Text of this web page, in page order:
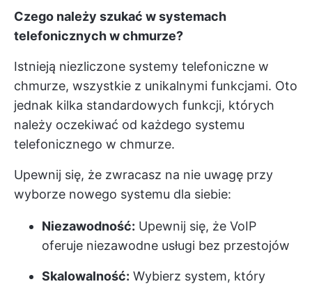
Czego należy szukać w systemach
telefonicznych w chmurze?
Istnieją niezliczone systemy telefoniczne w
chmurze, wszystkie z unikalnymi funkcjami. Oto
jednak kilka standardowych funkcji, których
należy oczekiwać od każdego systemu
telefonicznego w chmurze.
Upewnij się, że zwracasz na nie uwagę przy
wyborze nowego systemu dla siebie:
Niezawodność: Upewnij się, że VoIP
oferuje niezawodne usługi bez przestojów
Skalowalność: Wybierz system, który